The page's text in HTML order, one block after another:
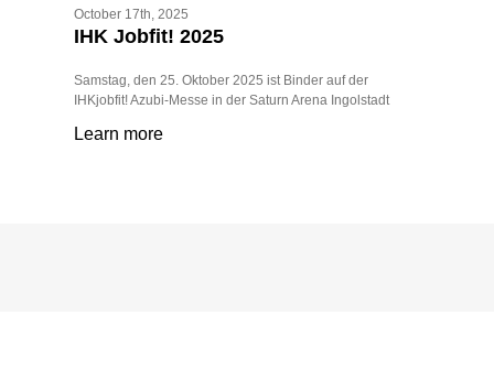
October 17th, 2025
IHK Jobfit! 2025
Samstag, den 25. Oktober 2025 ist Binder auf der
IHKjobfit! Azubi-Messe in der Saturn Arena Ingolstadt
Learn more